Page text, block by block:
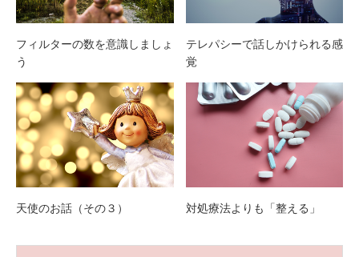
フィルターの数を意識しましょ
う
テレパシーで話しかけられる感
覚
天使のお話（その３） 対処療法よりも「整える」